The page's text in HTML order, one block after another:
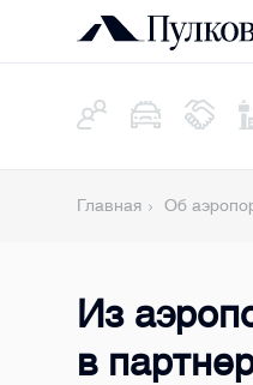
Главная Об
Из
в